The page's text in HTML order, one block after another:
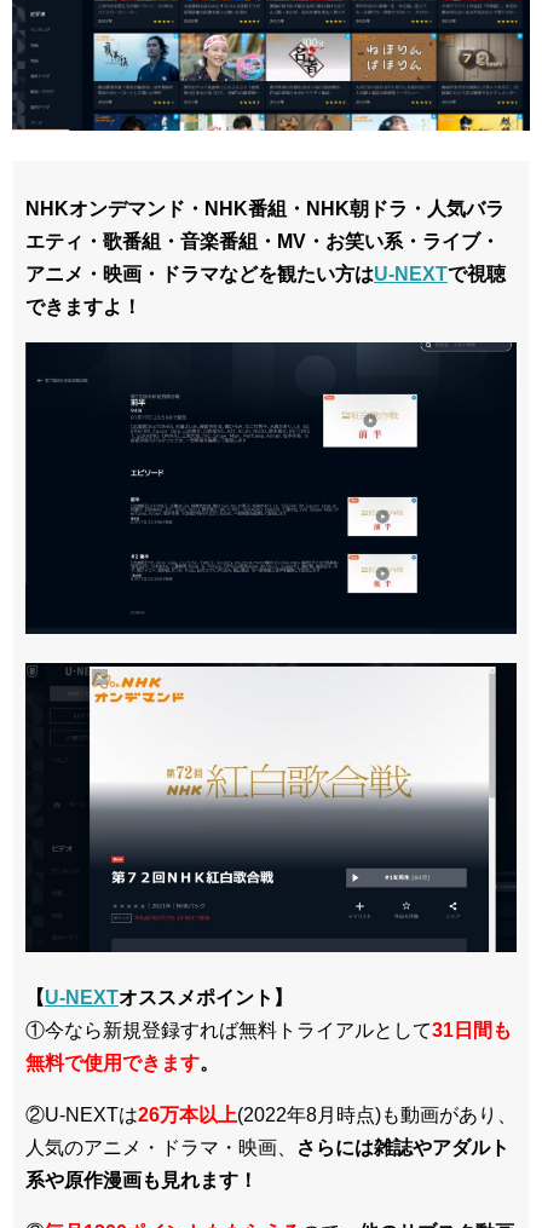
NHKオンデマンド・NHK番組・NHK朝ドラ・ 人気バラ
エティ・歌番組・音楽番組・MV・お笑い系・ライブ・
アニメ・映画・ドラマなどを観たい方はU-NEXTで視聴
できますよ！
【U-NEXTオススメポイント】
①今なら新規登録すれば無料トライアルとして31日間も
無料で使用できます。
②U-NEXTは26万本以上(2022年8月時点)も動画があり、
人気のアニメ・ドラマ・映画、
さらには雑誌やアダルト
系や原作漫画も見れます！